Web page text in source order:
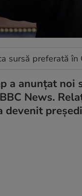
sursă preferată în
a anunțat noi
News.
devenit